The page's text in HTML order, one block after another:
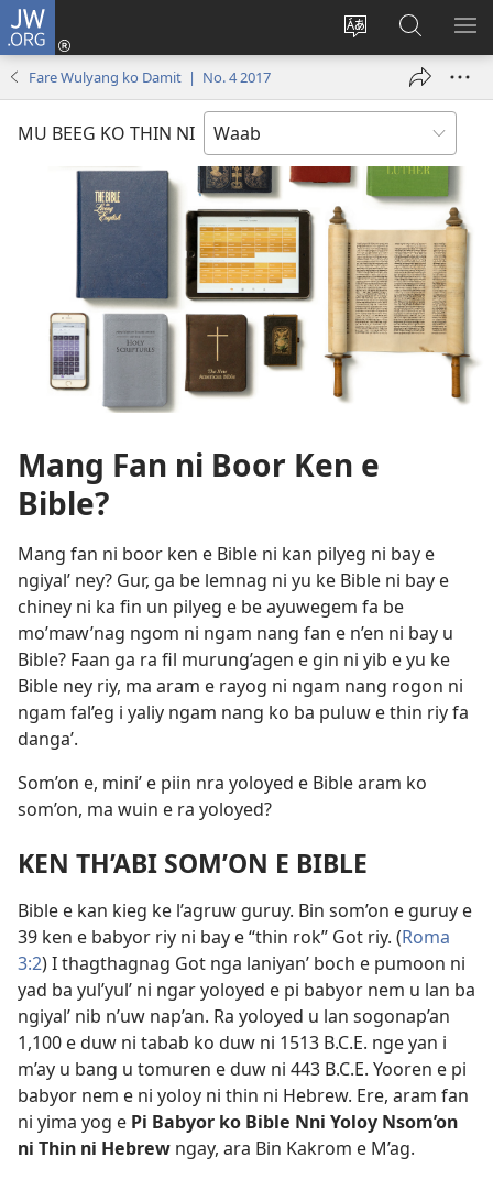
JW.ORG
Ngan
thin
Log
window)
Mu
Gay
Boch
Ban’en
JW.ORG
Fare Wulyang ko Damit | No. 4 2017
MU BEEG KO THIN NI
Mang Fan ni Boor Ken e
Bible?
Mang fan ni boor ken e Bible ni kan pilyeg ni bay e
ngiyal’ ney? Gur, ga be lemnag ni yu ke Bible ni bay e
chiney ni ka fin un pilyeg e be ayuwegem fa be
mo’maw’nag ngom ni ngam nang fan e n’en ni bay u
Bible? Faan ga ra fil murung’agen e gin ni yib e yu ke
Bible ney riy, ma aram e rayog ni ngam nang rogon ni
ngam fal’eg i yaliy ngam nang ko ba puluw e thin riy fa
danga’.
Som’on e, mini’ e piin nra yoloyed e Bible aram ko
som’on, ma wuin e ra yoloyed?
KEN TH’ABI SOM’ON E BIBLE
Bible e kan kieg ke l’agruw guruy. Bin som’on e guruy e
39 ken e babyor riy ni bay e “thin rok” Got riy. (Roma
3:2) I thagthagnag Got nga laniyan’ boch e pumoon ni
yad ba yul’yul’ ni ngar yoloyed e pi babyor nem u lan ba
ngiyal’ nib n’uw nap’an. Ra yoloyed u lan sogonap’an
1,100 e duw ni tabab ko duw ni 1513 B.C.E. nge yan i
m’ay u bang u tomuren e duw ni 443 B.C.E. Yooren e pi
babyor nem e ni yoloy ni thin ni Hebrew. Ere, aram fan
ni yima yog e Pi Babyor ko Bible Nni Yoloy Nsom’on
ni Thin ni Hebrew ngay, ara Bin Kakrom e M’ag.